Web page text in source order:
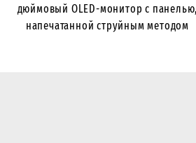
дюймовый OLED-монитор с панелью,
напечатанной струйным методом